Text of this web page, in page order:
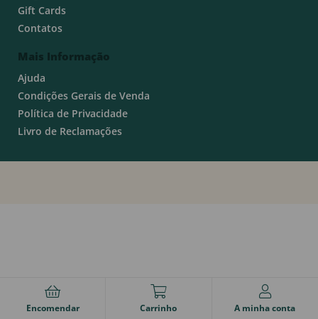
Gift Cards
Contatos
Mais Informação
Ajuda
Condições Gerais de Venda
Política de Privacidade
Livro de Reclamações
Encomendar Carrinho A minha conta